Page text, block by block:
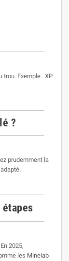
trou. Exemple : XP
?
prudemment la
2025,
les Minelab